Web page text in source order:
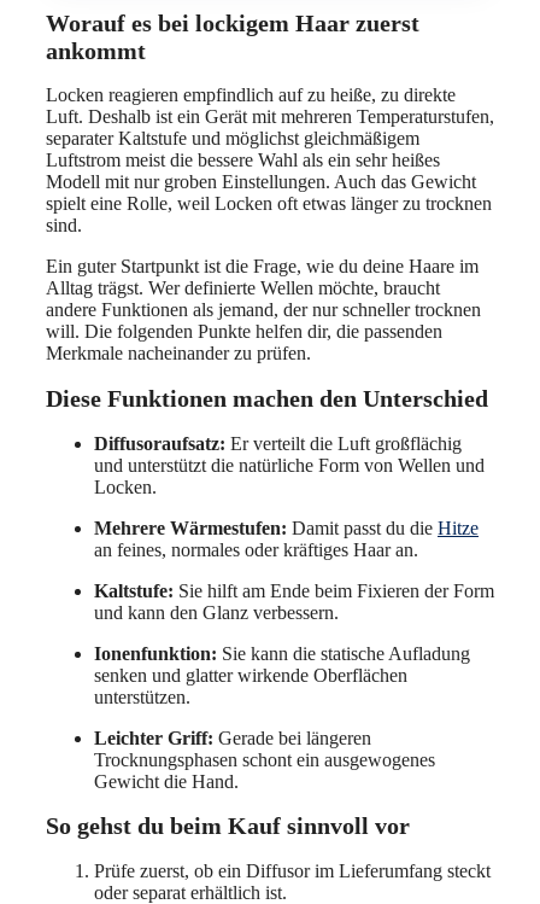
Worauf es bei lockigem Haar zuerst
ankommt
Locken reagieren empfindlich auf zu heiße, zu direkte
Luft. Deshalb ist ein Gerät mit mehreren Temperaturstufen,
separater Kaltstufe und möglichst gleichmäßigem
Luftstrom meist die bessere Wahl als ein sehr heißes
Modell mit nur groben Einstellungen. Auch das Gewicht
spielt eine Rolle, weil Locken oft etwas länger zu trocknen
sind.
Ein guter Startpunkt ist die Frage, wie du deine Haare im
Alltag trägst. Wer definierte Wellen möchte, braucht
andere Funktionen als jemand, der nur schneller trocknen
will. Die folgenden Punkte helfen dir, die passenden
Merkmale nacheinander zu prüfen.
Diese Funktionen machen den Unterschied
Diffusoraufsatz: Er verteilt die Luft großflächig
und unterstützt die natürliche Form von Wellen und
Locken.
Mehrere Wärmestufen: Damit passt du die Hitze
an feines, normales oder kräftiges Haar an.
Kaltstufe: Sie hilft am Ende beim Fixieren der Form
und kann den Glanz verbessern.
Ionenfunktion: Sie kann die statische Aufladung
senken und glatter wirkende Oberflächen
unterstützen.
Leichter Griff: Gerade bei längeren
Trocknungsphasen schont ein ausgewogenes
Gewicht die Hand.
So gehst du beim Kauf sinnvoll vor
Prüfe zuerst, ob ein Diffusor im Lieferumfang steckt
oder separat erhältlich ist.